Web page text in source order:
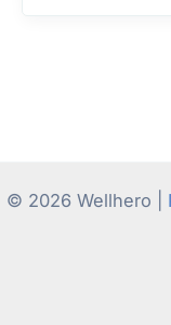
© 2026 Wellhero |